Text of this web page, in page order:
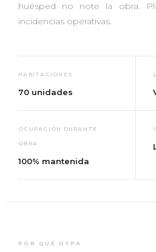
huésped no note la obra.
incidencias operativas.
HABITACIONES
70 unidades
OCUPACIÓN DURANTE
OBRA
100% mantenida
POR QUÉ OYPA